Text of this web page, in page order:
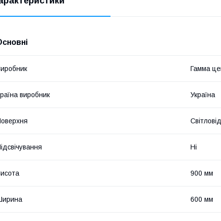
Гамма
виробник Україна
Ні
900 мм
600 мм